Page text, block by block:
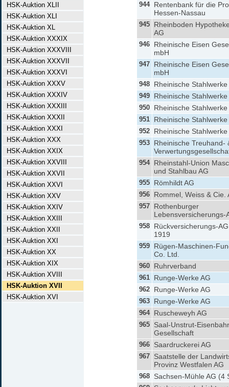
HSK-Auktion XLII
HSK-Auktion XLI
HSK-Auktion XL
HSK-Auktion XXXIX
HSK-Auktion XXXVIII
HSK-Auktion XXXVII
HSK-Auktion XXXVI
HSK-Auktion XXXV
HSK-Auktion XXXIV
HSK-Auktion XXXIII
HSK-Auktion XXXII
HSK-Auktion XXXI
HSK-Auktion XXX
HSK-Auktion XXIX
HSK-Auktion XXVIII
HSK-Auktion XXVII
HSK-Auktion XXVI
HSK-Auktion XXV
HSK-Auktion XXIV
HSK-Auktion XXIII
HSK-Auktion XXII
HSK-Auktion XXI
HSK-Auktion XX
HSK-Auktion XIX
HSK-Auktion XVIII
HSK-Auktion XVII
HSK-Auktion XVI
944 Rentenbank für die
Hessen-Nassau
945 Rheinboden
AG
946 Rheinische Eisen
mbH
947 Rheinische Eisen
mbH
948 Rheinische Stahlwerke
949 Rheinische Stahlwerke
950 Rheinische Stahlwerke
951 Rheinische Stahlwerke
952 Rheinische Stahlwerke
953 Rheinische Treuhand-
954 Rheinstahl-Union
und Stahlbau AG
955 Römhildt AG
956 Rommel, Weiss & Cie.
957 Rothenburger
Lebensversicherungs-
958 Rückversicherungs-
1919
959 Rügen-Maschinen-
Co. Ltd.
960 Ruhrverband
961 Runge-Werke AG
962 Runge-Werke AG
963 Runge-Werke AG
964 Ruscheweyh AG
965 Saal-Unstrut-
Gesellschaft
966 Saardruckerei AG
967 Saatstelle der
Provinz Westfalen AG
968 Sachsen-Mühle AG (4